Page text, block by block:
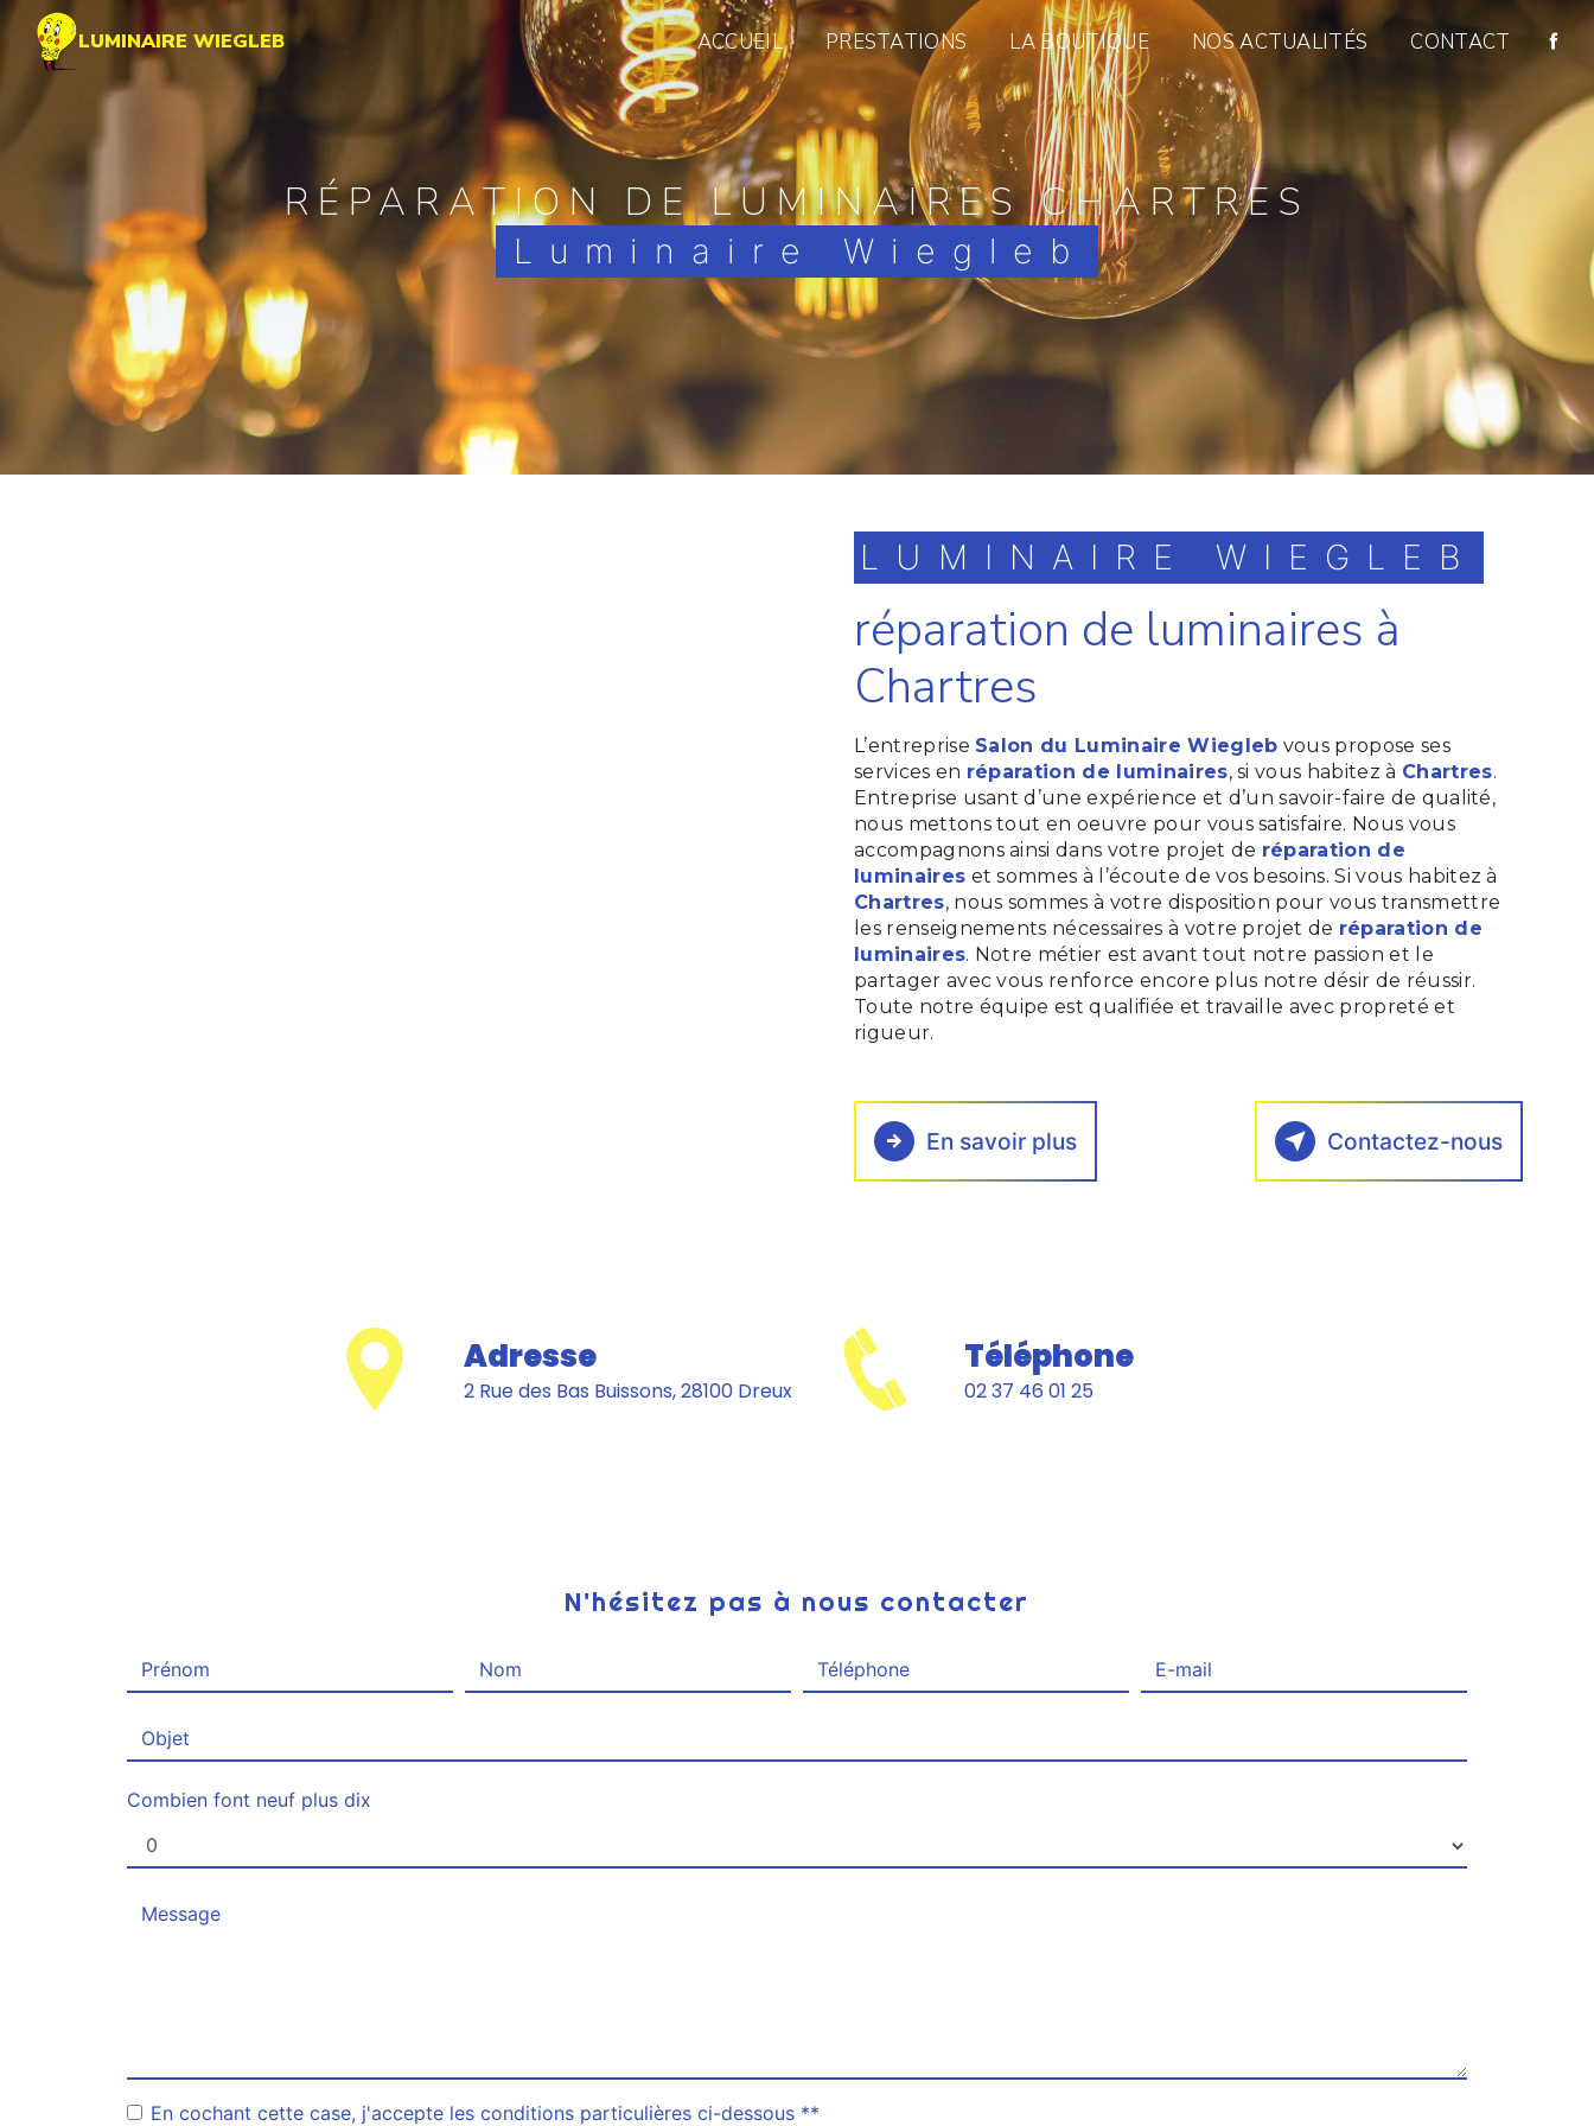
LUMINAIRE WIEGLEB ACCUEIL PRESTATIONS LA BOUTIQUE NOS ACTUALITÉS CONTACT
RÉPARATION DE LUMINAIRES CHARTRES
Luminaire Wiegleb
LUMINAIRE WIEGLEB
réparation de luminaires à
Chartres
L’entreprise Salon du Luminaire Wiegleb vous propose ses
services en réparation de luminaires, si vous habitez à Chartres.
Entreprise usant d’une expérience et d’un savoir-faire de qualité,
nous mettons tout en oeuvre pour vous satisfaire. Nous vous
accompagnons ainsi dans votre projet de réparation de
luminaires et sommes à l’écoute de vos besoins. Si vous habitez à
Chartres, nous sommes à votre disposition pour vous transmettre
les renseignements nécessaires à votre projet de réparation de
luminaires. Notre métier est avant tout notre passion et le
partager avec vous renforce encore plus notre désir de réussir.
Toute notre équipe est qualifiée et travaille avec propreté et
rigueur.
En savoir plus Contactez-nous
Adresse
2 Rue des Bas Buissons, 28100 Dreux
Téléphone
02 37 46 01 25
N'hésitez pas à nous contacter
Combien font neuf plus dix
En cochant cette case, j'accepte les conditions particulières ci-dessous **
Panneau de gestion des cookies